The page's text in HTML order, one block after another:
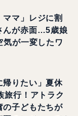
ママ」レジに割
んが赤面…5歳娘
が一変したワ
帰りたい」夏休
旅行！アトラク
の子どもたちが